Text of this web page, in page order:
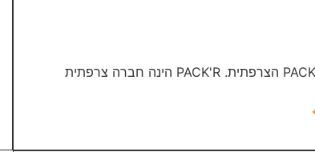
מכונה אוטומטית למילוי ופיקוק בקבוקים בקצב מהיר- מתוצרת PACK'R הצרפתית. PACK'R הינה חברה צרפתית